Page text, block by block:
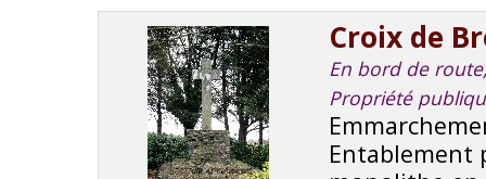
Croix de
En bord de
Propriété
Entablement